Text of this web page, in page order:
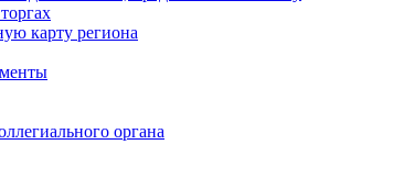
карту региона
органа